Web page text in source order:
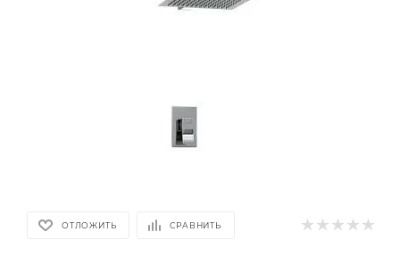
ОТЛОЖИТЬ СРАВНИТЬ